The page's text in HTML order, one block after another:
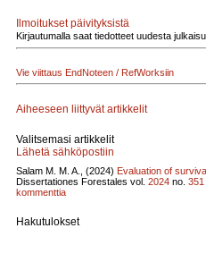
Ilmoitukset päivityksistä
Kirjautumalla saat tiedotteet uudesta
Vie viittaus EndNoteen / RefWorksiin
Aiheeseen liittyvät artikkelit
Valitsemasi artikkelit
Lähetä sähköpostiin
Salam M. M. A., (2024) Evaluation of
Dissertationes Forestales vol. 2024 no. 351
kommenttia
Hakutulokset